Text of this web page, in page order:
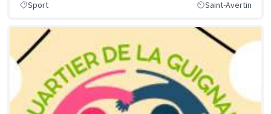
Sport Saint-Avertin